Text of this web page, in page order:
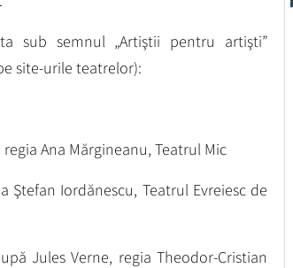
sub semnul „Artiştii pentru artişti”
site-urile teatrelor):
regia Ana Mărgineanu, Teatrul Mic
Ştefan Iordănescu, Teatrul Evreiesc de
Jules Verne, regia Theodor-Cristian